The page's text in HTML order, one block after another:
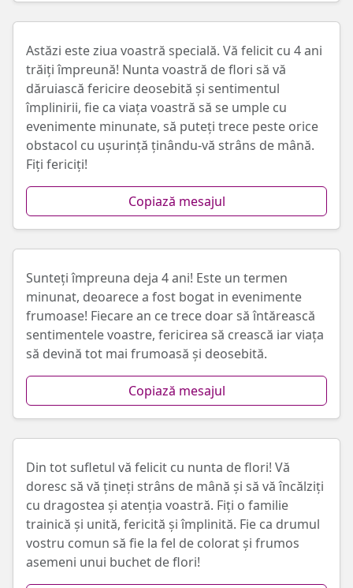
Astăzi este ziua voastră specială. Vă felicit cu 4 ani
trăiți împreună! Nunta voastră de flori să vă
dăruiască fericire deosebită și sentimentul
împlinirii, fie ca viața voastră să se umple cu
evenimente minunate, să puteți trece peste orice
obstacol cu ușurință ținându-vă strâns de mână.
Fiți fericiți!
Copiază mesajul
Sunteți împreuna deja 4 ani! Este un termen
minunat, deoarece a fost bogat in evenimente
frumoase! Fiecare an ce trece doar să întărească
sentimentele voastre, fericirea să crească iar viața
să devină tot mai frumoasă și deosebită.
Copiază mesajul
Din tot sufletul vă felicit cu nunta de flori! Vă
doresc să vă țineți strâns de mână și să vă încălziți
cu dragostea și atenția voastră. Fiți o familie
trainică și unită, fericită și împlinită. Fie ca drumul
vostru comun să fie la fel de colorat și frumos
asemeni unui buchet de flori!